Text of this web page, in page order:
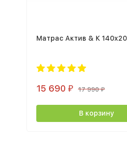
Матрас Актив & К
15 690 ₽ 17 990₽
В корзину